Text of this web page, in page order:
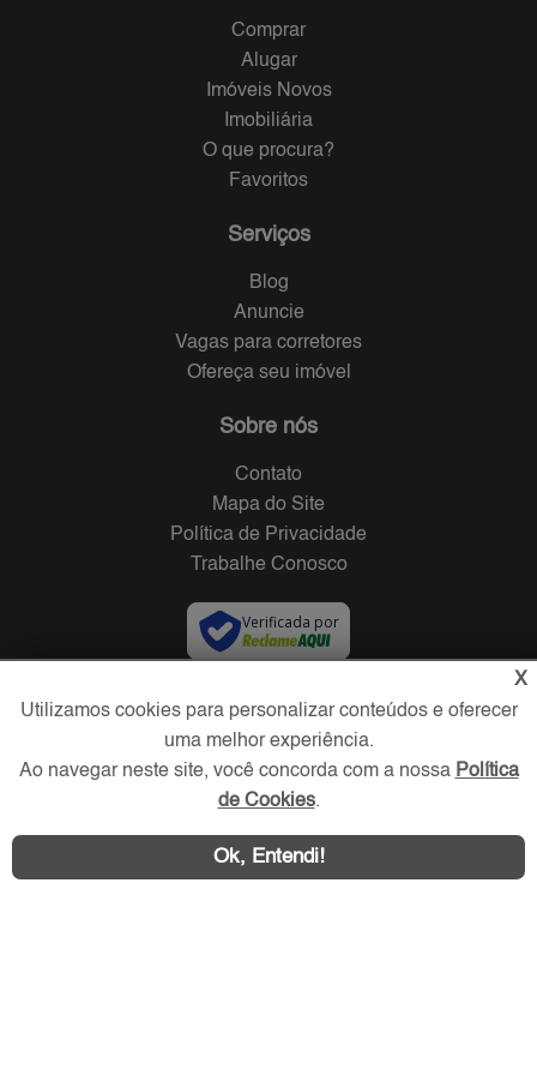
Comprar
Alugar
Imóveis Novos
Imobiliária
O que procura?
Favoritos
Serviços
Blog
Anuncie
Vagas para corretores
Ofereça seu imóvel
Sobre nós
Contato
Mapa do Site
Política de Privacidade
Trabalhe Conosco
Verificada por
Redes Sociais
X
Utilizamos cookies para personalizar conteúdos e oferecer
uma melhor experiência.
Ao navegar neste site, você concorda com a nossa Política
de Cookies.
Ok, Entendi!